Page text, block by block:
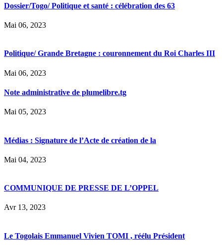
Dossier/Togo/ Politique et santé : célébration des 63
Mai 06, 2023
Politique/ Grande Bretagne : couronnement du Roi Charles III
Mai 06, 2023
Note administrative de plumelibre.tg
Mai 05, 2023
Médias : Signature de l’Acte de création de la
Mai 04, 2023
COMMUNIQUE DE PRESSE DE L’OPPEL
Avr 13, 2023
Le Togolais Emmanuel Vivien TOMI , réélu Président